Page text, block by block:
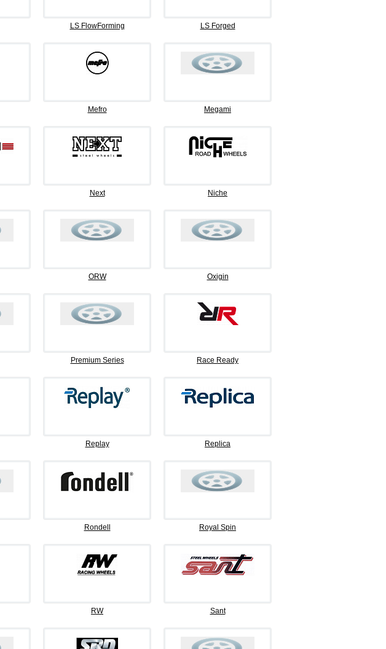
LS FlowForming LS Forged
Mefro Megami
Next Niche
ORW Oxigin
Premium Series Race Ready
Replay Replica
Rondell Royal Spin
RW Sant